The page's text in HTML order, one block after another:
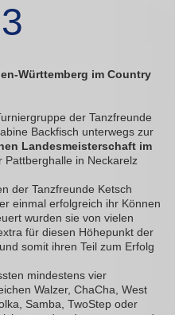
Württemberg im Country
der Tanzfreunde
Backfisch unterwegs zur
Landesmeisterschaft im
Pattberghalle in Neckarelz
der Tanzfreunde Ketsch
einmal erfolgreich ihr Können
wurden sie von vielen
für diesen Höhepunkt der
somit ihren Teil zum Erfolg
mindestens vier
Walzer, ChaCha, West
Samba, TwoStep oder